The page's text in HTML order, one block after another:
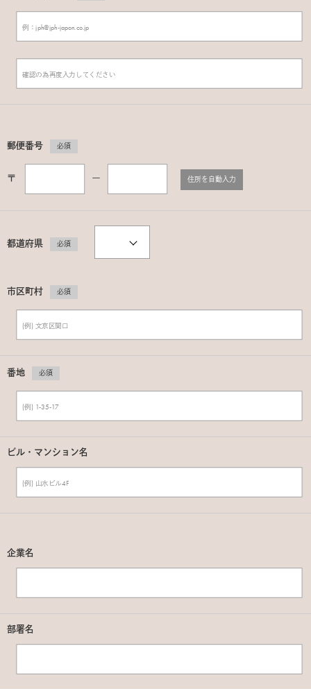
郵便番号 必須
〒 ー 住所を自動入力
都道府県 必須
市区町村 必須
番地 必須
ビル・マンション名
企業名
部署名